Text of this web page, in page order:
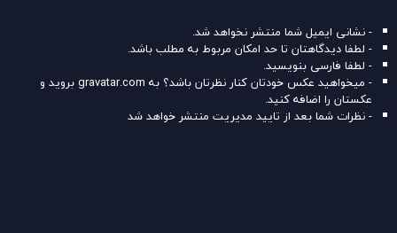
- نشانی ایمیل شما منتشر نخواهد شد.
- لطفا دیدگاهتان تا حد امکان مربوط به مطلب باشد.
- لطفا فارسی بنویسید.
- میخواهید عکس خودتان کنار نظرتان باشد؟ به gravatar.comبروید و
عکستان را اضافه کنید.
- نظرات شما بعد از تایید مدیریت منتشر خواهد شد